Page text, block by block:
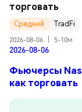
торговать
Средний
TradFi
2026-08-06
5-10м
2026-08-06
Фьючерсы
как торговать